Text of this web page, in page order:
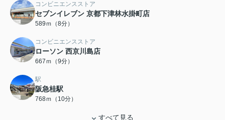
コンビニエンスストア
セブンイレブン 京都下津林水掛町店
589ｍ（8分）
コンビニエンスストア
ローソン 西京川島店
667ｍ（9分）
駅
阪急桂駅
768ｍ（10分）
すべて見る